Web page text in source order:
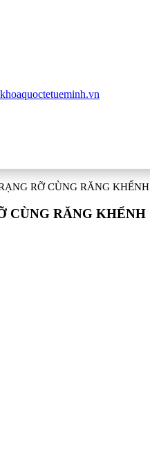
RỠ CÙNG RĂNG KHỂNH
CÙNG RĂNG KHỂNH